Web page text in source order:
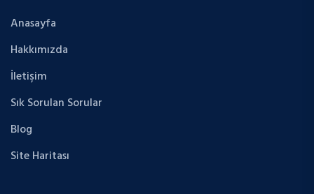
Anasayfa
Hakkımızda
İletişim
Sık Sorulan Sorular
Blog
Site Haritası